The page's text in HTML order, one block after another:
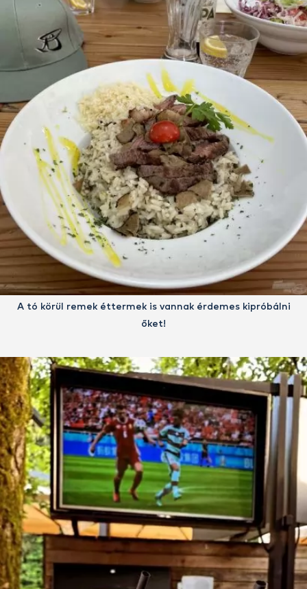
A tó körül remek éttermek is vannak érdemes kipróbálni
őket!